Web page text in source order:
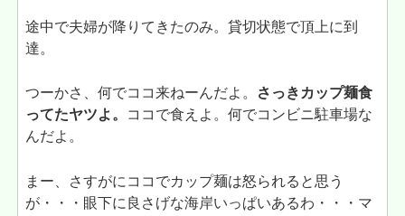
途中で夫婦が降りてきたのみ。貸切状態で頂上に到
達。
つーかさ、何でココ来ねーんだよ。
さっきカップ麺食
ってたヤツよ。
ココで食えよ。何でコンビニ駐車場な
んだよ。
まー、さすがにココでカップ麺は怒られると思う
が・・・眼下に良さげな海岸いっぱいあるわ・・・マ